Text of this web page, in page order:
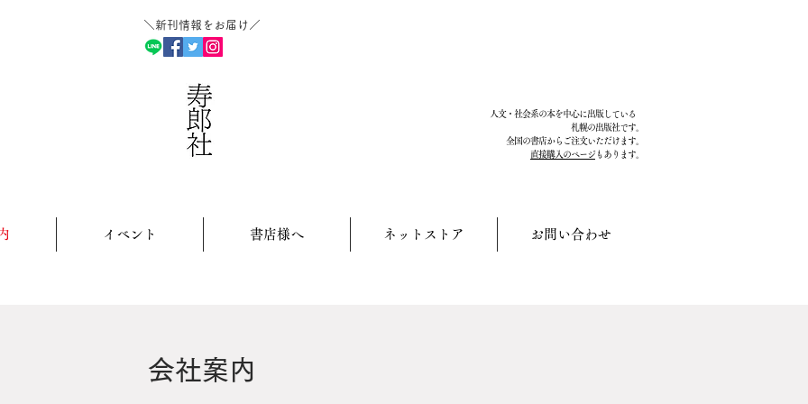
＼新刊情報をお届け／​
人文・社会系の本を中心に出版している
札幌の出版社です。
全国の書店からご注文いただけます。
直接購入のページもあります。
イベント 書店様へ ネットストア お問い合わせ
会社案内